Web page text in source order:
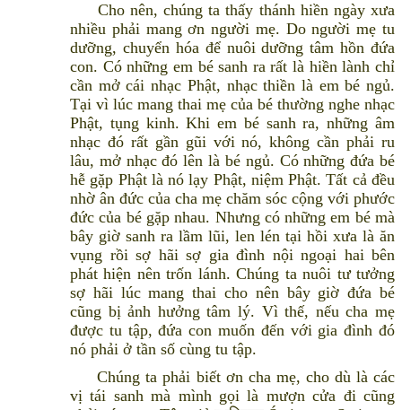
Cho nên, chúng ta thấy thánh hiền ngày xưa
nhiều phải mang ơn người mẹ. Do người mẹ tu
dưỡng, chuyển hóa để nuôi dưỡng tâm hồn đứa
con. Có những em bé sanh ra rất là hiền lành chỉ
cần mở cái nhạc Phật, nhạc thiền là em bé ngủ.
Tại vì lúc mang thai mẹ của bé thường nghe nhạc
Phật, tụng kinh. Khi em bé sanh ra, những âm
nhạc đó rất gần gũi với nó, không cần phải ru
lâu, mở nhạc đó lên là bé ngủ. Có những đứa bé
hễ gặp Phật là nó lạy Phật, niệm Phật. Tất cả đều
nhờ ân đức của cha mẹ chăm sóc cộng với phước
đức của bé gặp nhau. Nhưng có những em bé mà
bây giờ sanh ra lầm lũi, len lén tại hồi xưa là ăn
vụng rồi sợ hãi sợ gia đình nội ngoại hai bên
phát hiện nên trốn lánh. Chúng ta nuôi tư tưởng
sợ hãi lúc mang thai cho nên bây giờ đứa bé
cũng bị ảnh hưởng tâm lý. Vì thế, nếu cha mẹ
được tu tập, đứa con muốn đến với gia đình đó
nó phải ở tần số cùng tu tập.
Chúng ta phải biết ơn cha mẹ, cho dù là các
vị tái sanh mà mình gọi là mượn cửa đi cũng